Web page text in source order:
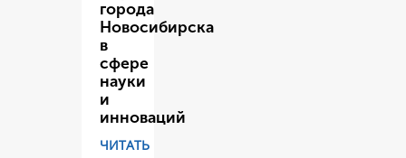
города
Новосибирска
в
сфере
науки
и
инноваций
ЧИТАТЬ